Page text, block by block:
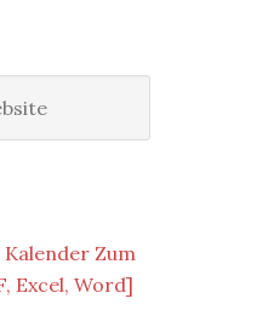
Zum
Excel, Word]